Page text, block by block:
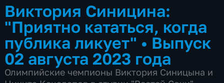
Виктория Синицина:
"Приятно кататься, когда
публика ликует" • Выпуск
02 августа 2023 года
Олимпийские чемпионы Виктория Синицына и